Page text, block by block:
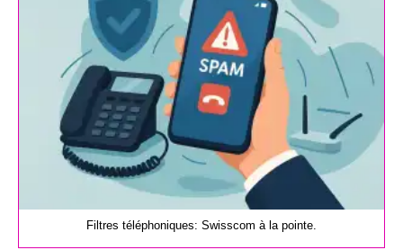
Filtres téléphoniques: Swisscom à la pointe.